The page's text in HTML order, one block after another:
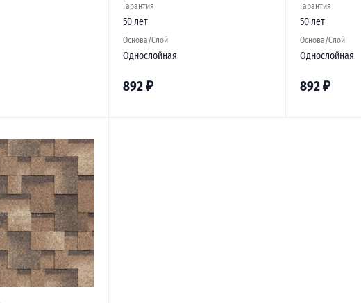
Гарантия
50 лет
Основа/Слой
Однослойная
892₽
Гарантия
50 лет
Основа/Слой
Однослойная
892₽